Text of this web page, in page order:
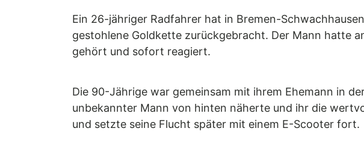
Ein 26-jähriger Radfahrer hat in Bremen-
gestohlene Goldkette zurückgebracht. Der Mann hatte
gehört und sofort reagiert.
Die 90-Jährige war gemeinsam mit ihrem Ehemann in
unbekannter Mann von hinten näherte und ihr die
und setzte seine Flucht später mit einem E-Scooter fort.